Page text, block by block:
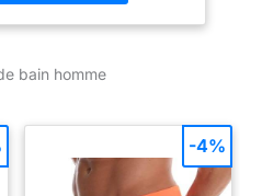
facile,
A
avec porte double
Dispose d'un
plateaux et d'un
de commande
avec
LED et
commandes standard,
bain homme
-4%